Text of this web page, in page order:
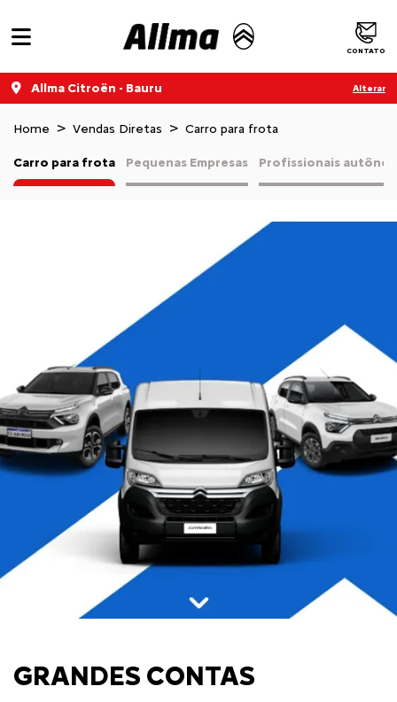
CONTATO
Allma Citroën - Bauru Alterar
Home Vendas Diretas Carro para frota
Pequenas Empresas Profissionais
Carro para frota
GRANDES CONTAS